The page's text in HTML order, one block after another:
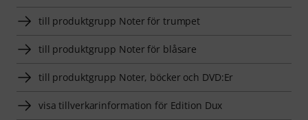
till produktgrupp Noter för trumpet
till produktgrupp Noter för blåsare
till produktgrupp Noter, böcker och DVD:Er
visa tillverkarinformation för Edition Dux